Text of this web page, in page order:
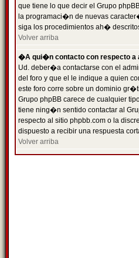
que tiene lo que decir el Grupo
la programaci�n de nuevas
siga los procedimientos ah�
Volver arriba
�A qui�n contacto con respecto a
Ud. deber�a contactarse con el
del foro y que el le indique a quien
este foro corre sobre un dominio
Grupo phpBB carece de cualquier
tiene ning�n sentido contactar al
respecto al sitio phpbb.com o la
dispuesto a recibir una respuesta
Volver arriba